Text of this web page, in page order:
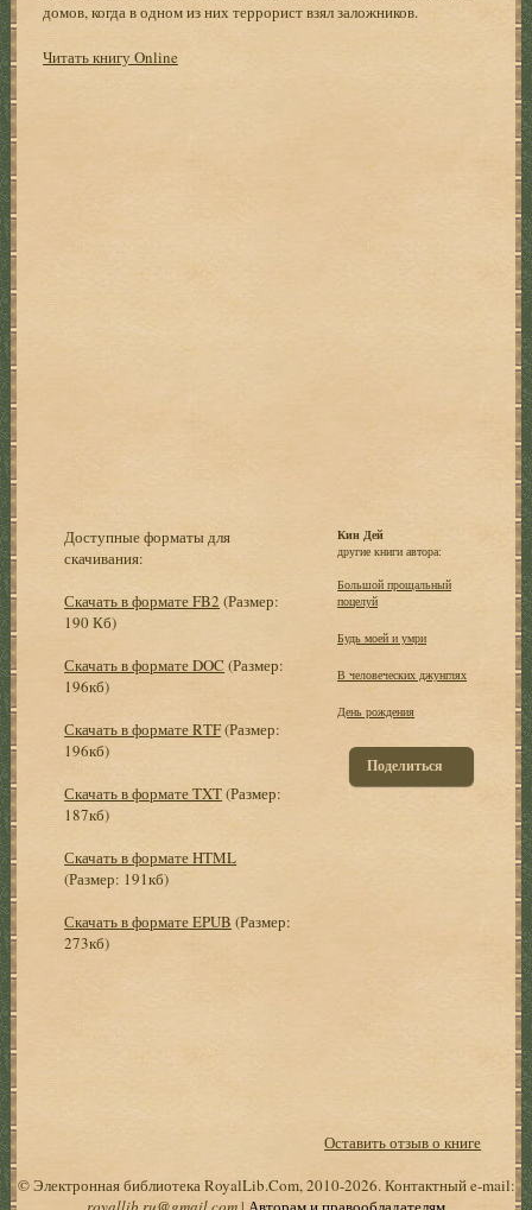
домов, когда в одном из них террорист взял заложников.
Читать книгу Online
Доступные форматы для
скачивания:
Скачать в формате FB2 (Размер:
190 Кб)
Скачать в формате DOC (Размер:
196кб)
Скачать в формате RTF(Размер:
196кб)
Скачать в формате TXT(Размер:
187кб)
Скачать в формате HTML
(Размер: 191кб)
Скачать в формате EPUB (Размер:
273кб)
Кин Дей
другие книги автора:
Большой прощальный
поцелуй
Будь моей и умри
В человеческих джунглях
День рождения
Поделиться
Оставить отзыв о книге
© Электронная библиотека RoyalLib.Com, 2010-2026. Контактный e-mail: